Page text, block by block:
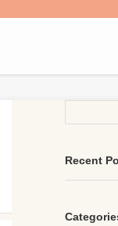
Recent